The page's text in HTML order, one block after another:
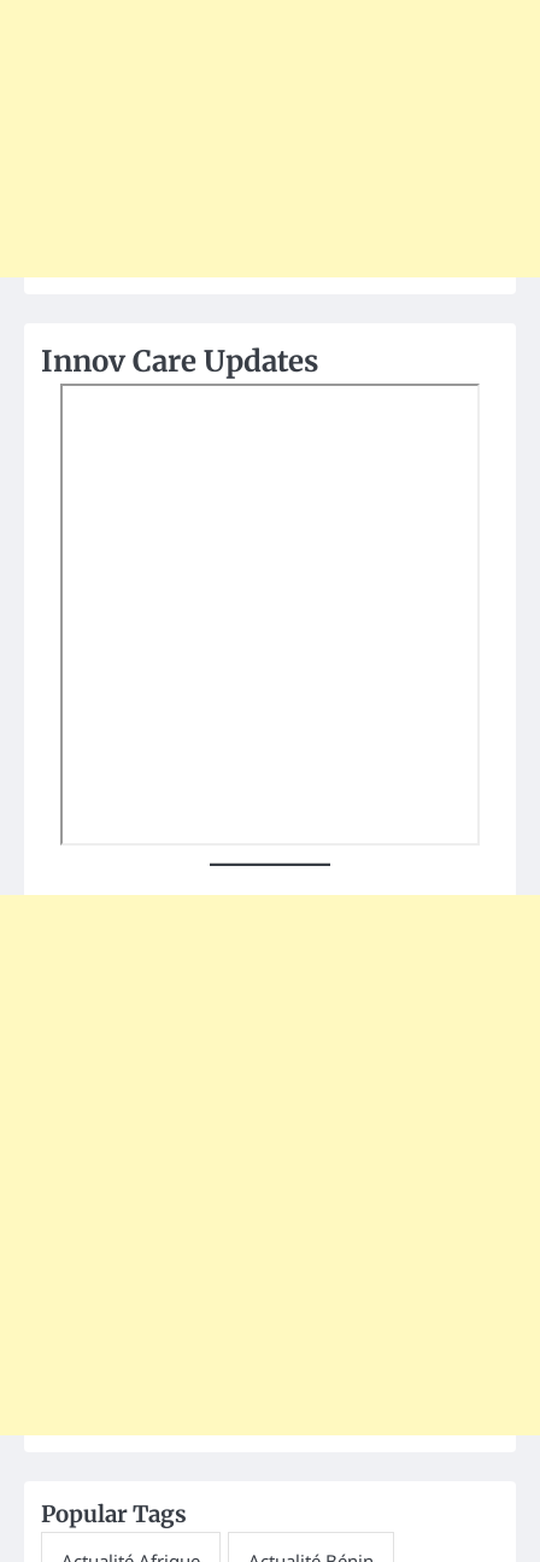
Innov Care Updates
Popular Tags